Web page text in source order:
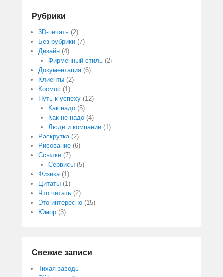
Рубрики
3D-печать (2)
Без рубрики (7)
Дизайн (4)
Фирменный стиль(2)
Документация (6)
Клиенты (2)
Космос (1)
Путь к успеху (12)
Как надо(5)
Как не надо(4)
Люди и компании(1)
Раскрутка(2)
Рисование (6)
Ссылки (7)
Сервисы(5)
Физика(1)
Цитаты (1)
Что читать (2)
Это интересно (15)
Юмор (3)
Свежие записи
Тихая заводь